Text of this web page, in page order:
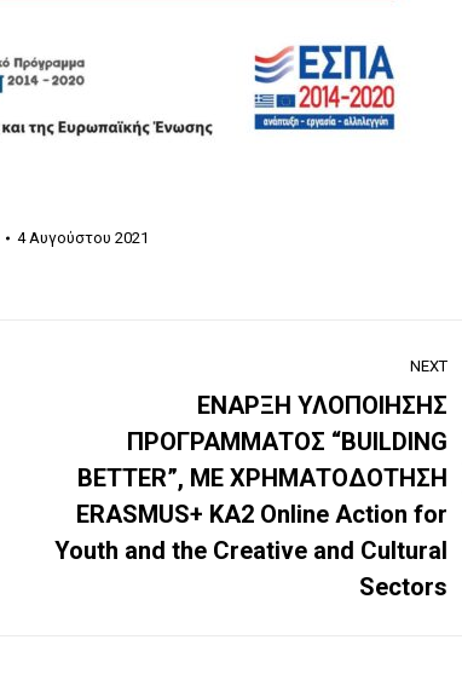
4 Αυγούστου 2021
NEXT
ΕΝΑΡΞΗ ΥΛΟΠΟΙΗΣΗΣ
ΠΡΟΓΡΑΜΜΑΤΟΣ “BUILDING
BETTER”, ΜΕ ΧΡΗΜΑΤΟΔΟΤΗΣΗ
ERASMUS+ KA2 Online Action for
Youth and the Creative and Cultural
Sectors